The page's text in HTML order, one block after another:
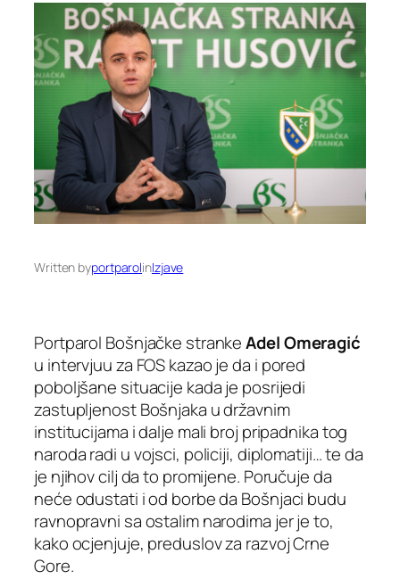
Written byportparolinIzjave
Portparol Bošnjačke strankeAdel Omeragić
u intervjuu za FOS kazao je da i pored
poboljšane situacije kada je posrijedi
zastupljenost Bošnjaka u državnim
institucijama i dalje mali broj pripadnika tog
naroda radi u vojsci, policiji, diplomatiji… te da
je njihov cilj da to promijene. Poručuje da
neće odustati i od borbe da Bošnjaci budu
ravnopravni sa ostalim narodima jer je to,
kako ocjenjuje, preduslov za razvoj Crne
Gore.